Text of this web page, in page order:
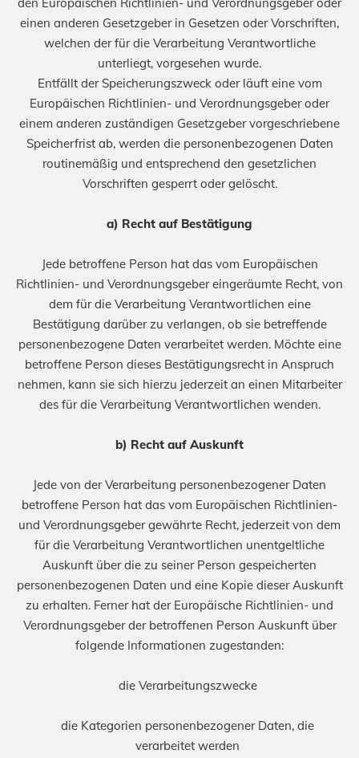
einen anderen Gesetzgeber in Gesetzen oder Vorschriften,
welchen der für die Verarbeitung Verantwortliche
unterliegt, vorgesehen wurde.
Entfällt der Speicherungszweck oder läuft eine vom
Europäischen Richtlinien- und Verordnungsgeber oder
einem anderen zuständigen Gesetzgeber vorgeschriebene
Speicherfrist ab, werden die personenbezogenen Daten
routinemäßig und entsprechend den gesetzlichen
Vorschriften gesperrt oder gelöscht.
a) Recht auf Bestätigung
Jede betroffene Person hat das vom Europäischen
Richtlinien- und Verordnungsgeber eingeräumte Recht, von
dem für die Verarbeitung Verantwortlichen eine
Bestätigung darüber zu verlangen, ob sie betreffende
personenbezogene Daten verarbeitet werden. Möchte eine
betroffene Person dieses Bestätigungsrecht in Anspruch
nehmen, kann sie sich hierzu jederzeit an einen Mitarbeiter
des für die Verarbeitung Verantwortlichen wenden.
b) Recht auf Auskunft
Jede von der Verarbeitung personenbezogener Daten
betroffene Person hat das vom Europäischen Richtlinien-
und Verordnungsgeber gewährte Recht, jederzeit von dem
für die Verarbeitung Verantwortlichen unentgeltliche
Auskunft über die zu seiner Person gespeicherten
personenbezogenen Daten und eine Kopie dieser Auskunft
zu erhalten. Ferner hat der Europäische Richtlinien- und
Verordnungsgeber der betroffenen Person Auskunft über
folgende Informationen zugestanden:
die Verarbeitungszwecke
die Kategorien personenbezogener Daten, die
verarbeitet werden